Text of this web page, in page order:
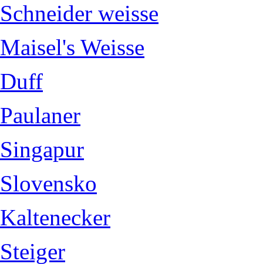
Schneider weisse
Maisel's Weisse
Duff
Paulaner
Singapur
Slovensko
Kaltenecker
Steiger